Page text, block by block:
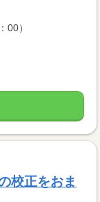
00）
校正をおま